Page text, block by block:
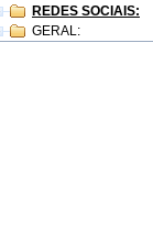
REDES SOCIAIS:
GERAL: